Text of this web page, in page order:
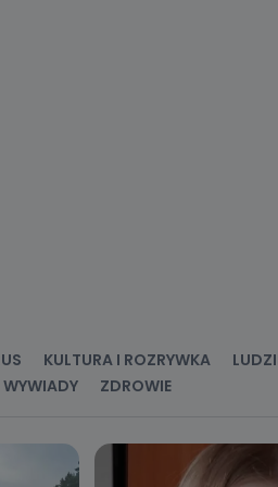
KULTURA I ROZRYWKA
WYWIADY ZDROWIE